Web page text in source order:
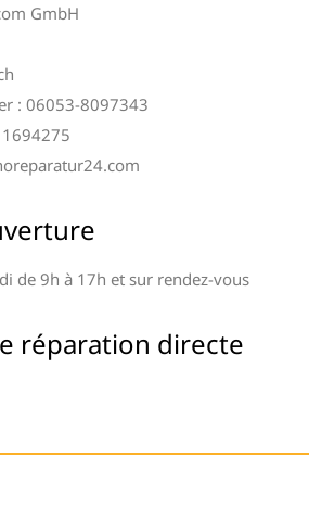
GmbH
: 06053-8097343
de 9h à 17h et sur rendez-vous
réparation directe